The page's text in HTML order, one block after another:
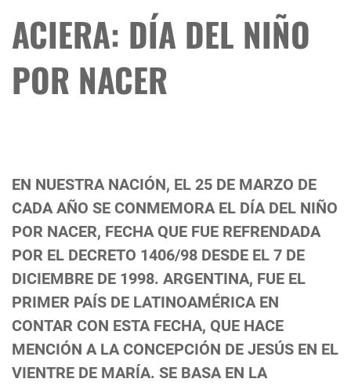
ACIERA: DÍA DEL NIÑO
POR NACER
EN NUESTRA NACIÓN, EL 25 DE MARZO DE
CADA AÑO SE CONMEMORA EL DÍA DEL NIÑO
POR NACER, FECHA QUE FUE REFRENDADA
POR EL DECRETO 1406/98 DESDE EL 7 DE
DICIEMBRE DE 1998. ARGENTINA, FUE EL
PRIMER PAÍS DE LATINOAMÉRICA EN
CONTAR CON ESTA FECHA, QUE HACE
MENCIÓN A LA CONCEPCIÓN DE JESÚS EN EL
VIENTRE DE MARÍA. SE BASA EN LA